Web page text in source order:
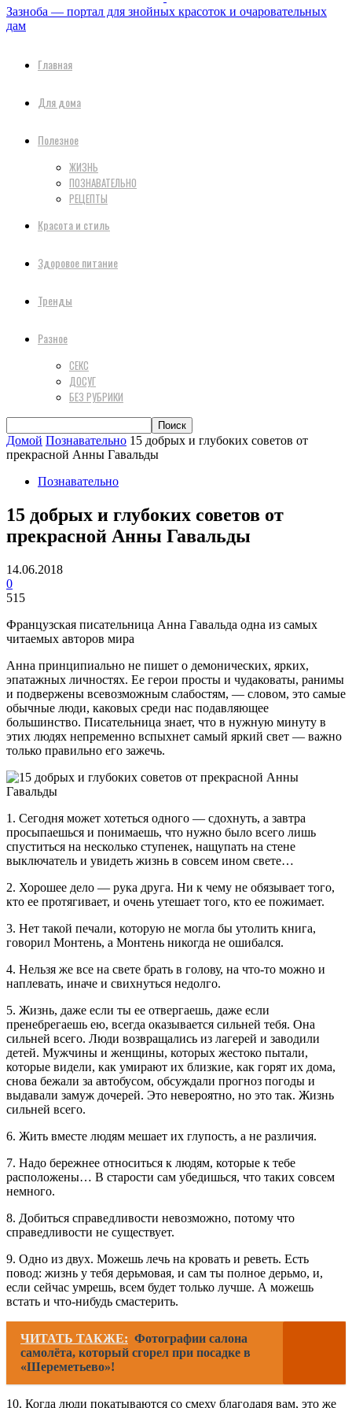
Зазноба — портал для знойных красоток и очаровательных
дам
Главная
Для дома
Полезное
ЖИЗНЬ
ПОЗНАВАТЕЛЬНО
РЕЦЕПТЫ
Красота и стиль
Здоровое питание
Тренды
Разное
СЕКС
ДОСУГ
БЕЗ РУБРИКИ
Домой Познавательно 15 добрых и глубоких советов от
прекрасной Анны Гавальды
Познавательно
15 добрых и глубоких советов от
прекрасной Анны Гавальды
14.06.2018
0
515
Французская писательница Анна Гавальда одна из самых
читаемых авторов мира
Анна принципиально не пишет о демонических, ярких,
эпатажных личностях. Ее герои просты и чудаковаты, ранимы
и подвержены всевозможным слабостям, — словом, это самые
обычные люди, каковых среди нас подавляющее
большинство. Писательница знает, что в нужную минуту в
этих людях непременно вспыхнет самый яркий свет — важно
только правильно его зажечь.
1. Сегодня может хотеться одного — сдохнуть, а завтра
просыпаешься и понимаешь, что нужно было всего лишь
спуститься на несколько ступенек, нащупать на стене
выключатель и увидеть жизнь в совсем ином свете…
2. Хорошее дело — рука друга. Ни к чему не обязывает того,
кто ее протягивает, и очень утешает того, кто ее пожимает.
3. Нет такой печали, которую не могла бы утолить книга,
говорил Монтень, а Монтень никогда не ошибался.
4. Нельзя же все на свете брать в голову, на что-то можно и
наплевать, иначе и свихнуться недолго.
5. Жизнь, даже если ты ее отвергаешь, даже если
пренебрегаешь ею, всегда оказывается сильней тебя. Она
сильней всего. Люди возвращались из лагерей и заводили
детей. Мужчины и женщины, которых жестоко пытали,
которые видели, как умирают их близкие, как горят их дома,
снова бежали за автобусом, обсуждали прогноз погоды и
выдавали замуж дочерей. Это невероятно, но это так. Жизнь
сильней всего.
6. Жить вместе людям мешает их глупость, а не различия.
7. Надо бережнее относиться к людям, которые к тебе
расположены… В старости сам убедишься, что таких совсем
немного.
8. Добиться справедливости невозможно, потому что
справедливости не существует.
9. Одно из двух. Можешь лечь на кровать и реветь. Есть
повод: жизнь у тебя дерьмовая, и сам ты полное дерьмо, и,
если сейчас умрешь, всем будет только лучше. А можешь
встать и что-нибудь смастерить.
ЧИТАТЬ ТАКЖЕ: Фотографии салона
самолёта, который сгорел при посадке в
«Шереметьево»!
10. Когда люди покатываются со смеху благодаря вам, это же